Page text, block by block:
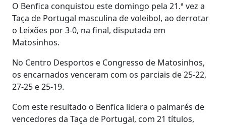
O Benfica conquistou este domingo pela 21.ª vez a
Taça de Portugal masculina de voleibol, ao derrotar
o Leixões por 3-0, na final, disputada em
Matosinhos.
No Centro Desportos e Congresso de Matosinhos,
os encarnados venceram com os parciais de 25-22,
27-25 e 25-19.
Com este resultado o Benfica lidera o palmarés de
vencedores da Taça de Portugal, com 21 títulos,